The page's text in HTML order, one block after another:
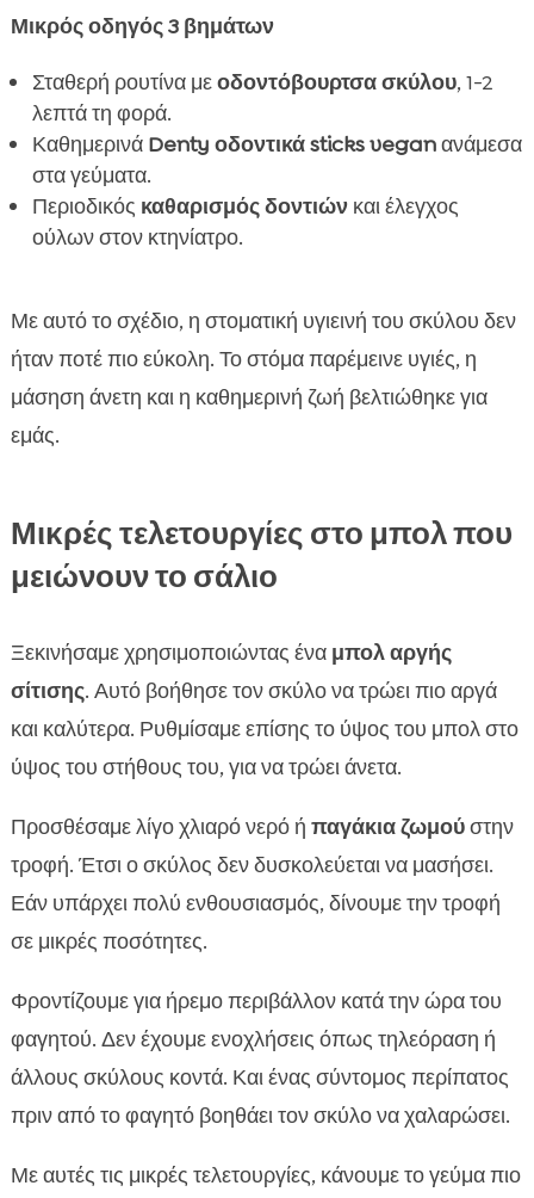
Μικρός οδηγός 3 βημάτων
Σταθερή ρουτίνα μεοδοντόβουρτσα σκύλου, 1-2
λεπτά τη φορά.
Καθημερινά Denty οδοντικά sticks veganανάμεσα
στα γεύματα.
Περιοδικός καθαρισμός δοντιώνκαι έλεγχος
ούλων στον κτηνίατρο.
Με αυτό το σχέδιο, η στοματική υγιεινή του σκύλου δεν
ήταν ποτέ πιο εύκολη. Το στόμα παρέμεινε υγιές, η
μάσηση άνετη και η καθημερινή ζωή βελτιώθηκε για
εμάς.
Μικρές τελετουργίες στο μπολ που
μειώνουν το σάλιο
Ξεκινήσαμε χρησιμοποιώντας ένα μπολ αργής
σίτισης. Αυτό βοήθησε τον σκύλο να τρώει πιο αργά
και καλύτερα. Ρυθμίσαμε επίσης το ύψος του μπολ στο
ύψος του στήθους του, για να τρώει άνετα.
Προσθέσαμε λίγο χλιαρό νερό ή παγάκια ζωμούστην
τροφή. Έτσι ο σκύλος δεν δυσκολεύεται να μασήσει.
Εάν υπάρχει πολύ ενθουσιασμός, δίνουμε την τροφή
σε μικρές ποσότητες.
Φροντίζουμε για ήρεμο περιβάλλον κατά την ώρα του
φαγητού. Δεν έχουμε ενοχλήσεις όπως τηλεόραση ή
άλλους σκύλους κοντά. Και ένας σύντομος περίπατος
πριν από το φαγητό βοηθάει τον σκύλο να χαλαρώσει.
Με αυτές τις μικρές τελετουργίες, κάνουμε το γεύμα πιο